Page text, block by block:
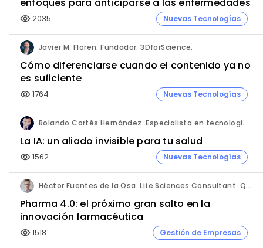
visibility 2035 Nuevas Tecnologías
Javier M. Floren. Fundador. 3DforScience.
Cómo diferenciarse cuando el contenido ya no
es suficiente
visibility 1764 Nuevas Tecnologías
Rolando Cortés Hernández. Especialista en tecnología e inteligencia artificial. Director Comercial. AQUÍ tu Remodelación.
La IA: un aliado invisible para tu salud
visibility 1562 Nuevas Tecnologías
Héctor Fuentes de la Osa. Life Sciences Consultant. QbD Group.
Pharma 4.0: el próximo gran salto en la
innovación farmacéutica
visibility 1518 Gestión de Empresas